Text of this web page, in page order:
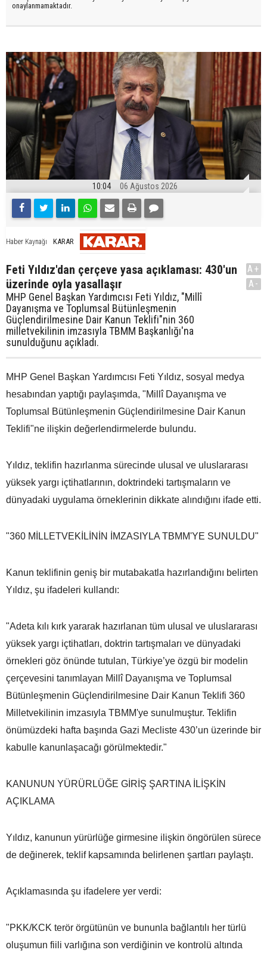
onaylanmamaktadır.
10:04 06 Ağustos 2026
Haber Kaynağı KARAR
Feti Yıldız'dan çerçeve yasa açıklaması: 430'un
üzerinde oyla yasallaşır
MHP Genel Başkan Yardımcısı Feti Yıldız, "Millî
Dayanışma ve Toplumsal Bütünleşmenin
Güçlendirilmesine Dair Kanun Teklifi"nin 360
milletvekilinin imzasıyla TBMM Başkanlığı'na
sunulduğunu açıkladı.
A+
A-
MHP Genel Başkan Yardımcısı Feti Yıldız, sosyal medya
hesabından yaptığı paylaşımda, "Millî Dayanışma ve
Toplumsal Bütünleşmenin Güçlendirilmesine Dair Kanun
Teklifi"ne ilişkin değerlendirmelerde bulundu.
Yıldız, teklifin hazırlanma sürecinde ulusal ve uluslararası
yüksek yargı içtihatlarının, doktrindeki tartışmaların ve
dünyadaki uygulama örneklerinin dikkate alındığını ifade etti.
"360 MİLLETVEKİLİNİN İMZASIYLA TBMM'YE SUNULDU"
Kanun teklifinin geniş bir mutabakatla hazırlandığını belirten
Yıldız, şu ifadeleri kullandı:
"Adeta kılı kırk yararak hazırlanan tüm ulusal ve uluslararası
yüksek yargı içtihatları, doktrin tartışmaları ve dünyadaki
örnekleri göz önünde tutulan, Türkiye’ye özgü bir modelin
çerçevesini tanımlayan Millî Dayanışma ve Toplumsal
Bütünleşmenin Güçlendirilmesine Dair Kanun Teklifi 360
Milletvekilinin imzasıyla TBMM'ye sunulmuştur. Teklifin
önümüzdeki hafta başında Gazi Mecliste 430’un üzerinde bir
kabulle kanunlaşacağı görülmektedir."
KANUNUN YÜRÜRLÜĞE GİRİŞ ŞARTINA İLİŞKİN
AÇIKLAMA
Yıldız, kanunun yürürlüğe girmesine ilişkin öngörülen sürece
de değinerek, teklif kapsamında belirlenen şartları paylaştı.
Açıklamasında şu ifadelere yer verdi:
"PKK/KCK terör örgütünün ve bununla bağlantılı her türlü
oluşumun fiili varlığına son verdiğinin ve kontrolü altında